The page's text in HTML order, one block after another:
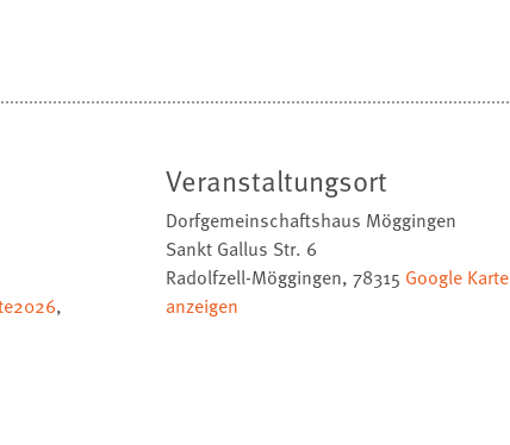
,
Veranstaltungsort
Dorfgemeinschaftshaus Möggingen
Sankt Gallus Str. 6
Radolfzell-Möggingen, 78315 Google Karte
anzeigen